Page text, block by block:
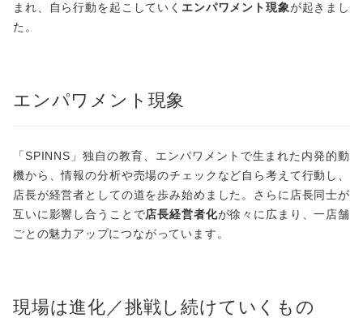
まれ、自ら行動を起こしていく エンパワメント現象が起きまし
た。
エンパワメント現象
「SPINNS」独自の教育、エンパワメントで生まれた内発的動
機から、情報の分析や売場のチェックなど自ら考えて行動し、
店長が経営者としての道を歩み始めました。さらに店長同士が
互いに影響し合うことで店長経営者化が徐々に広まり、一店舗
ごとの魅力アップにつながっています。
現場は進化／挑戦し続けていくもの